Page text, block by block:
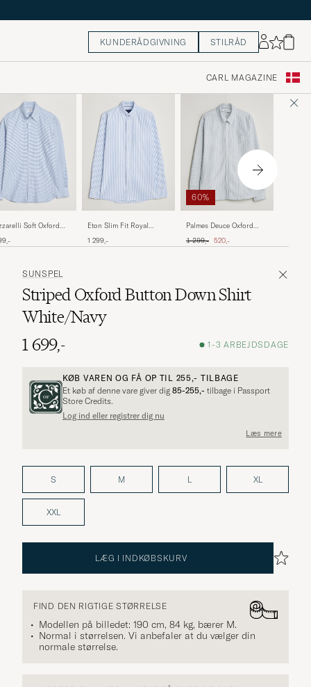
KUNDERÅDGIVNING STILRÅD
CARL MAGAZINE
Soft Oxford
Check
Eton Slim Fit Royal
Down Light Blue
1 299,-
60%
Palmes Deuce Oxford
Ordinary pris
1 299,- Nedsat pris
520,-
SUNSPEL
Striped Oxford Button Down Shirt
White/Navy
1 699,-
1-3 ARBEJDSDAGE
KØB VAREN OG FÅ OP TIL 255,- TILBAGE
Et køb af denne vare giver dig 85-255,- tilbage i Passport
Store Credits.
Log ind eller registrer dig nu
Læs mere
S M L XL
XXL
LÆG I INDKØBSKURV
FIND DEN RIGTIGE STØRRELSE
Modellen på billedet: 190 cm, 84 kg, bærer M.
Normal i størrelsen. Vi anbefaler at du vælger din
normale størrelse.